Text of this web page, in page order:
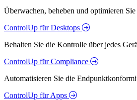
Überwachen, beheben und optimieren
ControlUp für Desktops
Behalten Sie die Kontrolle über jedes
ControlUp für Compliance
Automatisieren Sie die
ControlUp für Apps